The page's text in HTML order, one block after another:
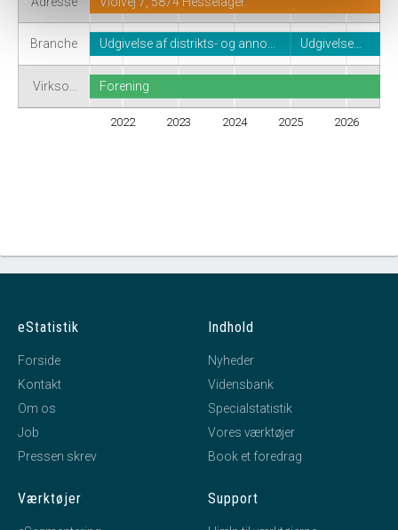
Branche
Virkso…
2022 2023 2024 2025 2026
Udgivelse af distrikts- og anno… Udgivelse…
Forening
eStatistik
Forside
Kontakt
Om os
Job
Pressen skrev
Indhold
Nyheder
Vidensbank
Specialstatistik
Vores værktøjer
Book et foredrag
Værktøjer Support